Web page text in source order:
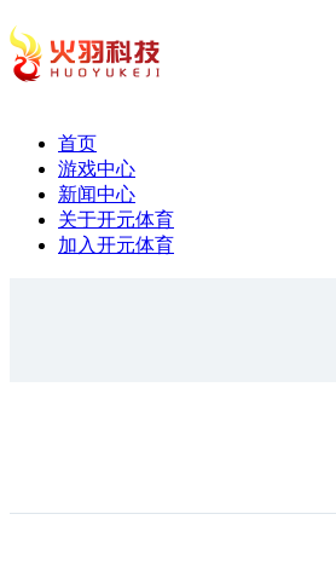
首页
游戏中心
新闻中心
关于开元体育
加入开元体育